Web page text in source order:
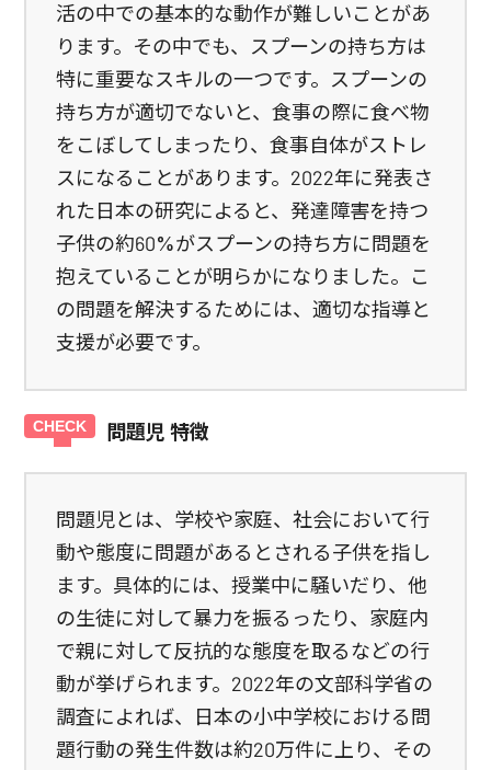
活の中での基本的な動作が難しいことがあ
ります。その中でも、スプーンの持ち方は
特に重要なスキルの一つです。スプーンの
持ち方が適切でないと、食事の際に食べ物
をこぼしてしまったり、食事自体がストレ
スになることがあります。2022年に発表さ
れた日本の研究によると、発達障害を持つ
子供の約60%がスプーンの持ち方に問題を
抱えていることが明らかになりました。こ
の問題を解決するためには、適切な指導と
支援が必要です。
問題児 特徴
問題児とは、学校や家庭、社会において行
動や態度に問題があるとされる子供を指し
ます。具体的には、授業中に騒いだり、他
の生徒に対して暴力を振るったり、家庭内
で親に対して反抗的な態度を取るなどの行
動が挙げられます。2022年の文部科学省の
調査によれば、日本の小中学校における問
題行動の発生件数は約20万件に上り、その